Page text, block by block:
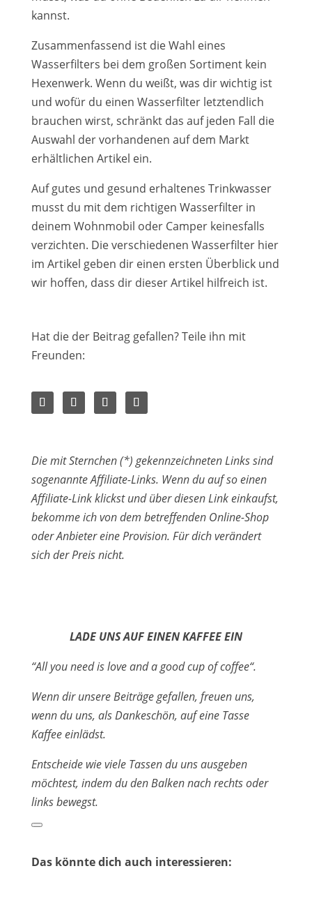
kannst.
Zusammenfassend ist die Wahl eines
Wasserfilters bei dem großen Sortiment kein
Hexenwerk. Wenn du weißt, was dir wichtig ist
und wofür du einen Wasserfilter letztendlich
brauchen wirst, schränkt das auf jeden Fall die
Auswahl der vorhandenen auf dem Markt
erhältlichen Artikel ein.
Auf gutes und gesund erhaltenes Trinkwasser
musst du mit dem richtigen Wasserfilter in
deinem Wohnmobil oder Camper keinesfalls
verzichten. Die verschiedenen Wasserfilter hier
im Artikel geben dir einen ersten Überblick und
wir hoffen, dass dir dieser Artikel hilfreich ist.
Hat die der Beitrag gefallen? Teile ihn mit
Freunden:
Die mit Sternchen (*) gekennzeichneten Links sind
sogenannte Affiliate-Links. Wenn du auf so einen
Affiliate-Link klickst und über diesen Link einkaufst,
bekomme ich von dem betreffenden Online-Shop
oder Anbieter eine Provision. Für dich verändert
sich der Preis nicht.
LADE UNS AUF EINEN KAFFEE EIN
“All you need is love and a good cup of coffee“.
Wenn dir unsere Beiträge gefallen, freuen uns,
wenn du uns, als Dankeschön, auf eine Tasse
Kaffee einlädst.
Entscheide wie viele Tassen du uns ausgeben
möchtest, indem du den Balken nach rechts oder
links bewegst.
Das könnte dich auch interessieren: